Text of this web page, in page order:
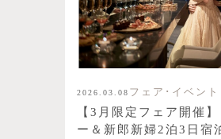
2026.03.08 フェア･イベント
【3月限定フェア開催
ー＆新郎新婦2泊3日宿